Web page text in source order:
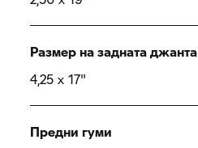
Размер на задната джанта
4,25 x 17"
Предни гуми